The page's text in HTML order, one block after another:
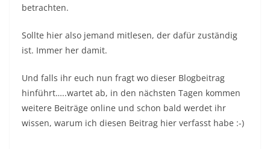
betrachten.
Sollte hier also jemand mitlesen, der dafür zuständig
ist. Immer her damit.
Und falls ihr euch nun fragt wo dieser Blogbeitrag
hinführt…..wartet ab, in den nächsten Tagen kommen
weitere Beiträge online und schon bald werdet ihr
wissen, warum ich diesen Beitrag hier verfasst habe :-)